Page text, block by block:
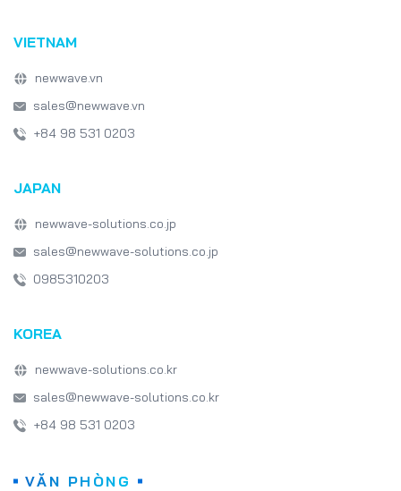
Japan IT Week
VIETNAM
newwave.vn
sales@newwave.vn
+84 98 531 0203
JAPAN
newwave-solutions.co.jp
sales@newwave-solutions.co.jp
0985310203
KOREA
newwave-solutions.co.kr
sales@newwave-solutions.co.kr
+84 98 531 0203
VĂN PHÒNG